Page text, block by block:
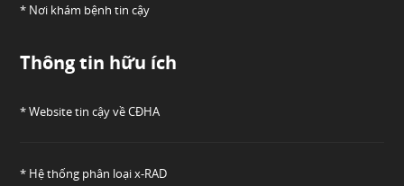
* Nơi khám bệnh tin cậy
Thông tin hữu ích
* Website tin cậy về CĐHA
* Hệ thống phân loại x-RAD